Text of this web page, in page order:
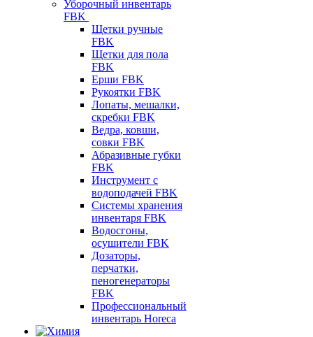
Уборочный инвентарь
FBK
Щетки ручные
FBK
Щетки для пола
FBK
Ерши FBK
Рукоятки FBK
Лопаты, мешалки,
скребки FBK
Ведра, ковши,
совки FBK
Абразивные губки
FBK
Инструмент с
водоподачей FBK
Системы хранения
инвентаря FBK
Водосгоны,
осушители FBK
Дозаторы,
перчатки,
пеногенераторы
FBK
Профессиональный
инвентарь Horeca